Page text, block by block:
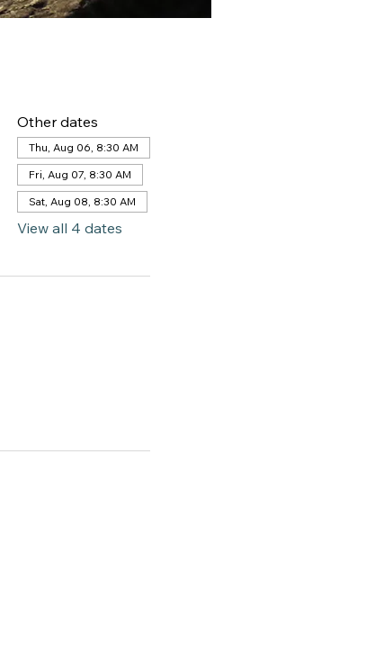
Other dates
Thu, Aug 06, 8:30 AM
Fri, Aug 07, 8:30 AM
Sat, Aug 08, 8:30 AM
View all 4 dates